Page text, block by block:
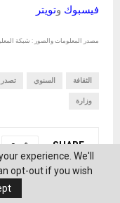
فيسبوك وتويتر
مصدر المعلومات والصور : شبكة
الثقافة السنوي تصدر
وزارة
SHARE
0
experience. We'll
opt-out if you wish.